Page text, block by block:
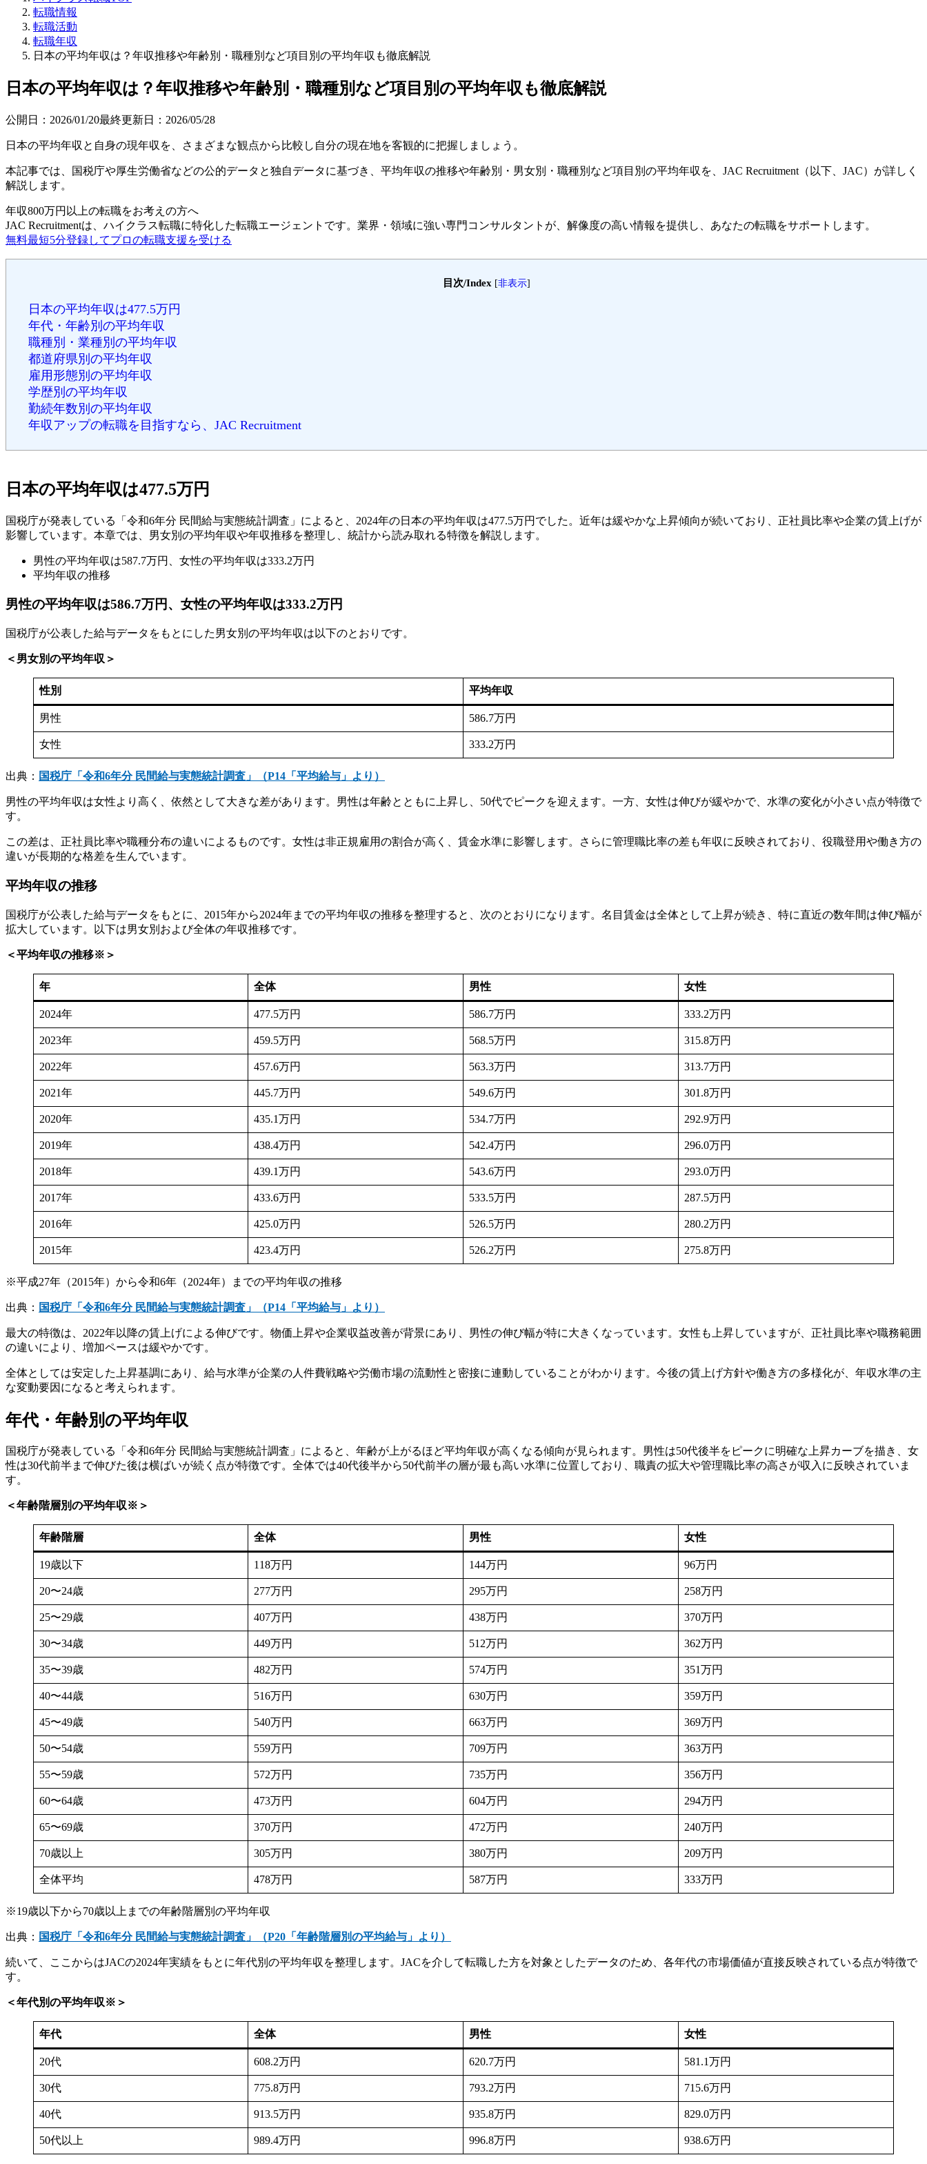
転職情報
転職活動
転職年収
日本の平均年収は？年収推移や年齢別・職種別など項目別の平均年収も徹底解説
日本の平均年収は？年収推移や年齢別・職種別など項目別の平均年収も徹底解説
公開日： 2026/01/20最終更新日： 2026/05/28
日本の平均年収と自身の現年収を、さまざまな観点から比較し自分の現在地を客観的に把握しましょう。
本記事では、国税庁や厚生労働省などの公的データと独自データに基づき、平均年収の推移や年齢別・男女別・職種別など項目別の平均年収を、JAC Recruitment（以下、JAC）が詳しく
解説します。
年収800万円以上の転職をお考えの方へ
JAC Recruitmentは、ハイクラス転職に特化した転職エージェントです。 業界・領域に強い専門コンサルタントが、解像度の高い情報を提供し、あなたの転職をサポートします。
無料最短5分登録してプロの転職支援を受ける
目次/Index [非表示]
日本の平均年収は477.5万円
年代・年齢別の平均年収
職種別・業種別の平均年収
都道府県別の平均年収
雇用形態別の平均年収
学歴別の平均年収
勤続年数別の平均年収
年収アップの転職を目指すなら、JAC Recruitment
日本の平均年収は477.5万円
国税庁が発表している「令和6年分 民間給与実態統計調査」によると、2024年の日本の平均年収は477.5万円でした。近年は緩やかな上昇傾向が続いており、正社員比率や企業の賃上げが
影響しています。本章では、男女別の平均年収や年収推移を整理し、統計から読み取れる特徴を解説します。
男性の平均年収は587.7万円、女性の平均年収は333.2万円
平均年収の推移
男性の平均年収は586.7万円、女性の平均年収は333.2万円
国税庁が公表した給与データをもとにした男女別の平均年収は以下のとおりです。
＜男女別の平均年収＞
性別 平均年収
男性 586.7万円
女性 333.2万円
出典： 国税庁「令和6年分 民間給与実態統計調査」（P14「平均給与」より）
男性の平均年収は女性より高く、依然として大きな差があります。男性は年齢とともに上昇し、50代でピークを迎えます。一方、女性は伸びが緩やかで、水準の変化が小さい点が特徴で
す。
この差は、正社員比率や職種分布の違いによるものです。女性は非正規雇用の割合が高く、賃金水準に影響します。さらに管理職比率の差も年収に反映されており、役職登用や働き方の
違いが長期的な格差を生んでいます。
平均年収の推移
国税庁が公表した給与データをもとに、2015年から2024年までの平均年収の推移を整理すると、次のとおりになります。名目賃金は全体として上昇が続き、特に直近の数年間は伸び幅が
拡大しています。以下は男女別および全体の年収推移です。
＜平均年収の推移※＞
年 全体 男性 女性
2024年 477.5万円 586.7万円 333.2万円
2023年 459.5万円 568.5万円 315.8万円
2022年 457.6万円 563.3万円 313.7万円
2021年 445.7万円 549.6万円 301.8万円
2020年 435.1万円 534.7万円 292.9万円
2019年 438.4万円 542.4万円 296.0万円
2018年 439.1万円 543.6万円 293.0万円
2017年 433.6万円 533.5万円 287.5万円
2016年 425.0万円 526.5万円 280.2万円
2015年 423.4万円 526.2万円 275.8万円
※平成27年（2015年）から令和6年（2024年）までの平均年収の推移
出典： 国税庁「令和6年分 民間給与実態統計調査」（P14「平均給与」より）
最大の特徴は、2022年以降の賃上げによる伸びです。物価上昇や企業収益改善が背景にあり、男性の伸び幅が特に大きくなっています。女性も上昇していますが、正社員比率や職務範囲
の違いにより、増加ペースは緩やかです。
全体としては安定した上昇基調にあり、給与水準が企業の人件費戦略や労働市場の流動性と密接に連動していることがわかります。今後の賃上げ方針や働き方の多様化が、年収水準の主
な変動要因になると考えられます。
年代・年齢別の平均年収
国税庁が発表している「令和6年分 民間給与実態統計調査」によると、年齢が上がるほど平均年収が高くなる傾向が見られます。男性は50代後半をピークに明確な上昇カーブを描き、女
性は30代前半まで伸びた後は横ばいが続く点が特徴です。全体では40代後半から50代前半の層が最も高い水準に位置しており、職責の拡大や管理職比率の高さが収入に反映されていま
す。
＜年齢階層別の平均年収※＞
年齢階層 全体 男性 女性
19歳以下 118万円 144万円 96万円
20〜24歳 277万円 295万円 258万円
25〜29歳 407万円 438万円 370万円
30〜34歳 449万円 512万円 362万円
35〜39歳 482万円 574万円 351万円
40〜44歳 516万円 630万円 359万円
45〜49歳 540万円 663万円 369万円
50〜54歳 559万円 709万円 363万円
55〜59歳 572万円 735万円 356万円
60〜64歳 473万円 604万円 294万円
65〜69歳 370万円 472万円 240万円
70歳以上 305万円 380万円 209万円
全体平均 478万円 587万円 333万円
※19歳以下から70歳以上までの年齢階層別の平均年収
出典： 国税庁「令和6年分 民間給与実態統計調査」（P20「年齢階層別の平均給与」より）
続いて、ここからはJACの2024年実績をもとに年代別の平均年収を整理します。JACを介して転職した方を対象としたデータのため、各年代の市場価値が直接反映されている点が特徴で
す。
＜年代別の平均年収※＞
年代 全体 男性 女性
20代 608.2万円 620.7万円 581.1万円
30代 775.8万円 793.2万円 715.6万円
40代 913.5万円 935.8万円 829.0万円
50代以上 989.4万円 996.8万円 938.6万円